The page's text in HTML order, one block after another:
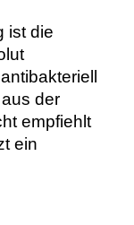
ist die
der
empfiehlt
ein